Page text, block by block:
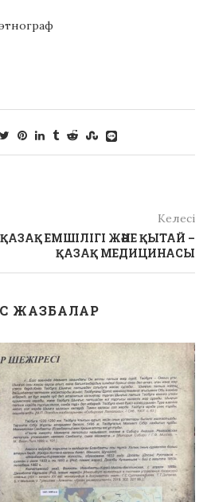
Келесі
ЕМШІЛІГІ ЖӘНЕ ҚЫТАЙ –
ҚАЗАҚ МЕДИЦИНАСЫ
ЖАЗБАЛАР